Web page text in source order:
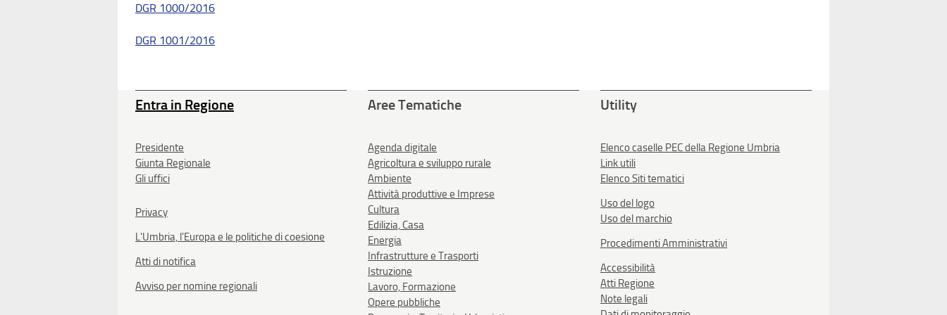
DGR 1000/2016
DGR 1001/2016
Entra in Regione
Presidente
Giunta Regionale
Gli uffici
Privacy
L'Umbria, l'Europa e le politiche di coesione
Atti di notifica
Avviso per nomine regionali
Aree Tematiche
Agenda digitale
Agricoltura e sviluppo rurale
Ambiente
Attività produttive e Imprese
Cultura
Edilizia, Casa
Energia
Infrastrutture e Trasporti
Istruzione
Lavoro, Formazione
Opere pubbliche
Utility
Elenco caselle PEC della Regione Umbria
Link utili
Elenco Siti tematici
Uso del logo
Uso del marchio
Procedimenti Amministrativi
Accessibilità
Atti Regione
Note legali